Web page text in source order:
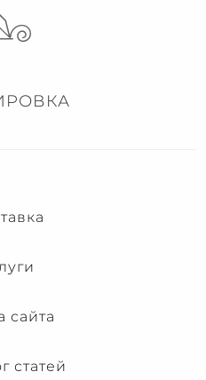
сайта
статей